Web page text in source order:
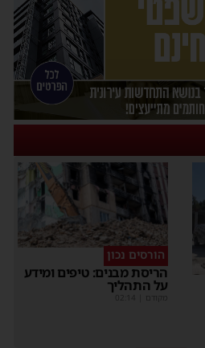
הורסים נכון
הריסת מבנים: טיפים ומידע
על התהליך
מקודם